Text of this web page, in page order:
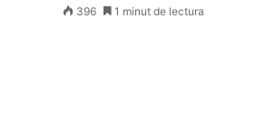
396 1 minut de lectura